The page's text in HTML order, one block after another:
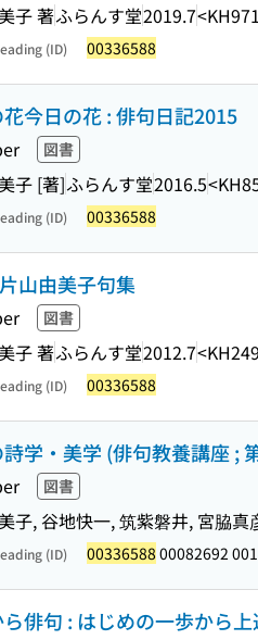
子 著ふらんす堂2019.7
(ID) 00336588
今日の花 : 俳句日記2015
図書
子 [著]ふらんす堂2016.5
(ID) 00336588
山由美子句集
図書
子 著ふらんす堂2012.7
(ID) 00336588
学・美学 (俳句教養講座 ;
図書
子, 谷地快一, 筑紫磐井, 宮脇真
(ID) 00336588 00082692
俳句 : はじめの一歩から